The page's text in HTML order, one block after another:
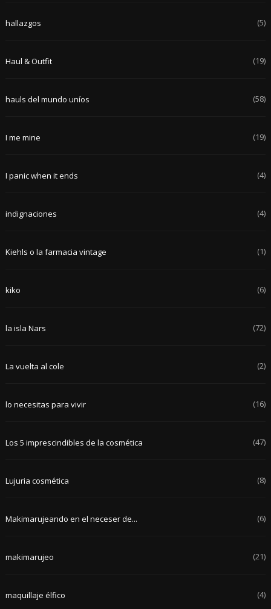
hallazgos (5)
Haul & Outfit (19)
hauls del mundo uníos (58)
I me mine (19)
I panic when it ends (4)
indignaciones (4)
Kiehls o la farmacia vintage (1)
kiko (6)
la isla Nars (72)
La vuelta al cole (2)
lo necesitas para vivir (16)
Los 5 imprescindibles de la cosmética (47)
Lujuria cosmética (8)
Makimarujeando en el neceser de... (6)
makimarujeo (21)
maquillaje élfico (4)